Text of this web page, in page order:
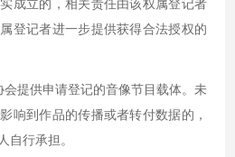
成立的，相关责任由该权属登记者
登记者进一步提供获得合法授权的
会提供申请登记的音像节目载体。未
响到作品的传播或者转付数据的，
自行承担。